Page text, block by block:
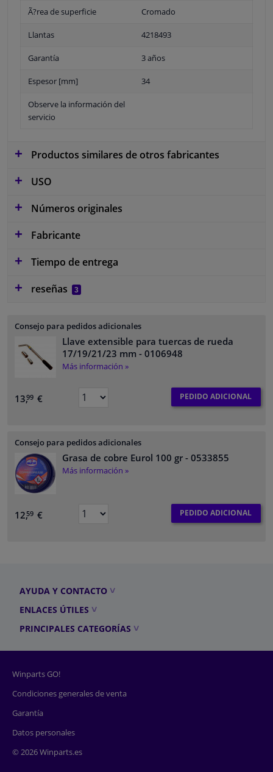
Ã?rea de superficie Cromado
Llantas 4218493
Garantía 3 años
Espesor [mm] 34
Observe la información del
servicio
Productos similares de otros fabricantes
USO
Números originales
Fabricante
Tiempo de entrega
reseñas
3
Consejo para pedidos adicionales
Llave extensible para tuercas de rueda
17/19/21/23 mm - 0106948
Más información »
13,99 € PEDIDO ADICIONAL
Consejo para pedidos adicionales
Grasa de cobre Eurol 100 gr - 0533855
Más información »
12,59 € PEDIDO ADICIONAL
AYUDA Y CONTACTO
ENLACES ÚTILES
PRINCIPALES CATEGORÍAS
Winparts GO!
Condiciones generales de venta
Garantía
Datos personales
© 2026 Winparts.es